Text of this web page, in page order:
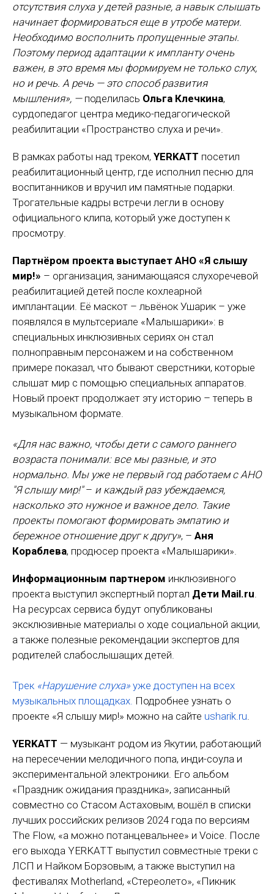
отсутствия слуха у детей разные, а навык слышать
начинает формироваться еще в утробе матери.
Необходимо восполнить пропущенные этапы.
Поэтому период адаптации к импланту очень
важен, в это время мы формируем не только слух,
но и речь. А речь — это способ развития
мышления», — поделилась Ольга Клечкина,
сурдопедагог центра медико-педагогической
реабилитации «Пространство слуха и речи».
В рамках работы над треком, YERKATT посетил
реабилитационный центр, где исполнил песню для
воспитанников и вручил им памятные подарки.
Трогательные кадры встречи легли в основу
официального клипа, который уже доступен к
просмотру.
Партнёром проекта выступает АНО «Я слышу
мир!» – организация, занимающаяся слухоречевой
реабилитацией детей после кохлеарной
имплантации. Её маскот – львёнок Ушарик – уже
появлялся в мультсериале «Малышарики»: в
специальных инклюзивных сериях он стал
полноправным персонажем и на собственном
примере показал, что бывают сверстники, которые
слышат мир с помощью специальных аппаратов.
Новый проект продолжает эту историю – теперь в
музыкальном формате.
«Для нас важно, чтобы дети с самого раннего
возраста понимали: все мы разные, и это
нормально. Мы уже не первый год работаем с АНО
"Я слышу мир!"– и каждый раз убеждаемся,
насколько это нужное и важное дело. Такие
проекты помогают формировать эмпатию и
бережное отношение друг к другу», – Аня
Кораблева, продюсер проекта «Малышарики».
Информационным партнером инклюзивного
проекта выступил экспертный портал Дети Mail.ru.
На ресурсах сервиса будут опубликованы
эксклюзивные материалы о ходе социальной акции,
а также полезные рекомендации экспертов для
родителей слабослышащих детей.
Трек «Нарушение слуха» уже доступен на всех
музыкальных площадках. Подробнее узнать о
проекте «Я слышу мир!» можно на сайте usharik.ru.
YERKATT — музыкант родом из Якутии, работающий
на пересечении мелодичного попа, инди-соула и
экспериментальной электроники. Его альбом
«Праздник ожидания праздника», записанный
совместно со Стасом Астаховым, вошёл в списки
лучших российских релизов 2024 года по версиям
The Flow, «а можно потанцевальнее» и Voice. После
его выхода YERKATT выпустил совместные треки с
ЛСП и Найком Борзовым, а также выступил на
фестивалях Motherland, «Стереолето», «Пикник